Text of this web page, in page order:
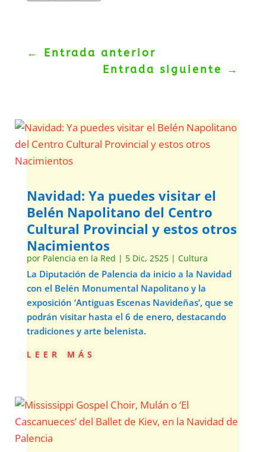
← Entrada anterior
Entrada siguiente
→
Navidad: Ya puedes visitar el
Belén Napolitano del Centro
Cultural Provincial y estos otros
Nacimientos
por Palencia en la Red | 5 Dic, 2525| Cultura
La Diputación de Palencia da inicio a la Navidad
con el Belén Monumental Napolitano y la
exposición ‘Antiguas Escenas Navideñas’, que se
podrán visitar hasta el 6 de enero, destacando
tradiciones y arte belenista.
leer más